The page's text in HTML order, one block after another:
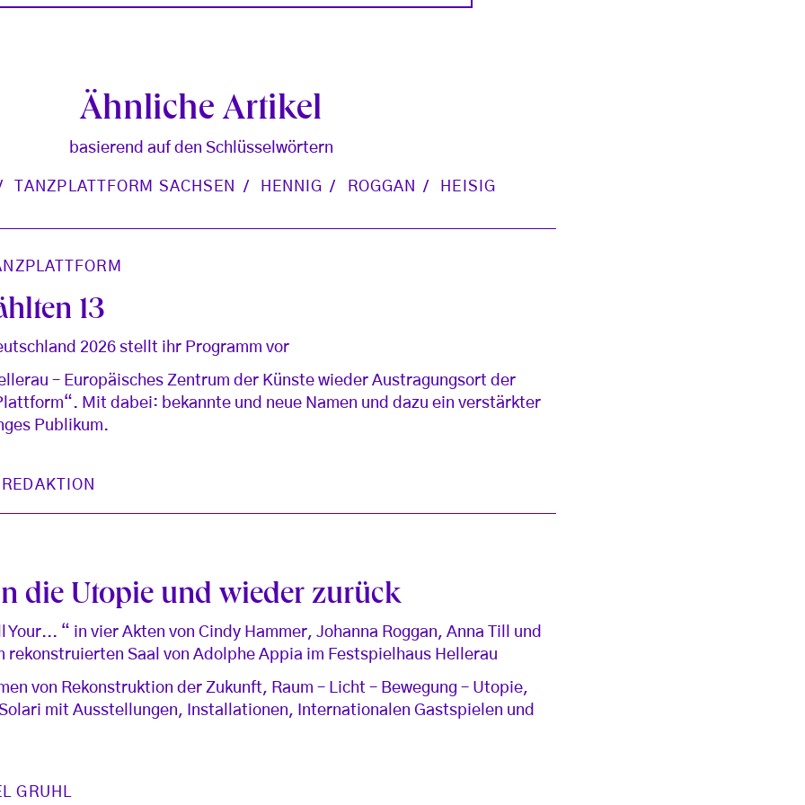
Ähnliche Artikel
basierend auf den Schlüsselwörtern
TANZPLATTFORM SACHSEN HENNIG ROGGAN HEISIG
13
2026 stellt ihr Programm vor
– Europäisches Zentrum der Künste wieder Austragungsort der
Mit dabei: bekannte und neue Namen und dazu ein verstärkter
Publikum.
die Utopie und wieder zurück
Your... “ in vier Akten von Cindy Hammer, Johanna Roggan, Anna Till und
rekonstruierten Saal von Adolphe Appia im Festspielhaus Hellerau
von Rekonstruktion der Zukunft, Raum – Licht – Bewegung – Utopie,
mit Ausstellungen, Installationen, Internationalen Gastspielen und
GRUHL